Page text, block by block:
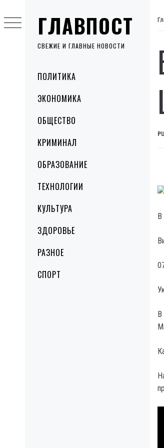
ГЛАВПОСТ
СВЕЖИЕ И ГЛАВНЫЕ НОВОСТИ
MenuПОЛИТИКА
ЭКОНОМИКА
ОБЩЕСТВО
КРИМИНАЛ
ОБРАЗОВАНИЕ
ТЕХНОЛОГИИ
КУЛЬТУРА
ЗДОРОВЬЕ
РАЗНОЕ
СПОРТ
to
content
В
В